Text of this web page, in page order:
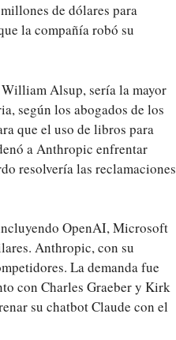
de dólares para
la compañía robó su
Alsup, sería la mayor
según los abogados de los
que el uso de libros para
a Anthropic enfrentar
resolvería las reclamaciones
OpenAI, Microsoft
Anthropic, con su
La demanda fue
con Charles Graeber y Kirk
su chatbot Claude con el